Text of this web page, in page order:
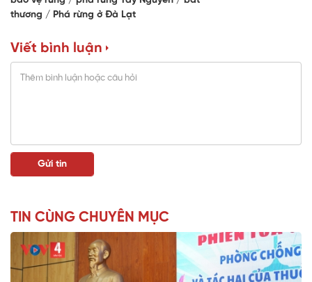
thương
Phá rừng ở Đà Lạt
Viết bình luận
TIN CÙNG CHUYÊN MỤC